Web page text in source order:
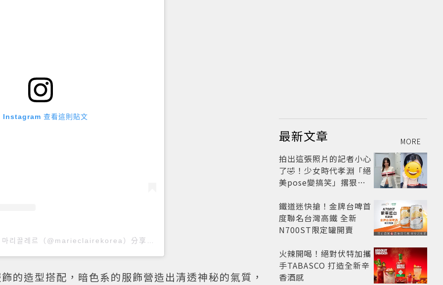
Instagram 查看這則貼文
marie claire korea 마리끌레르（@marieclairekorea）分享的貼文
的造型搭配，暗色系的服飾營造出清透神秘的氣質，
最新文章 MORE
拍出這張照片的記者小心
了🤣！少女時代孝淵「絕
美pose變搞笑」撂狠
鐵道迷快搶！金牌台啤首
度聯名台灣高鐵 全新
N700ST限定罐開賣
火辣開喝！絕對伏特加攜
手TABASCO 打造全新辛
香酒感